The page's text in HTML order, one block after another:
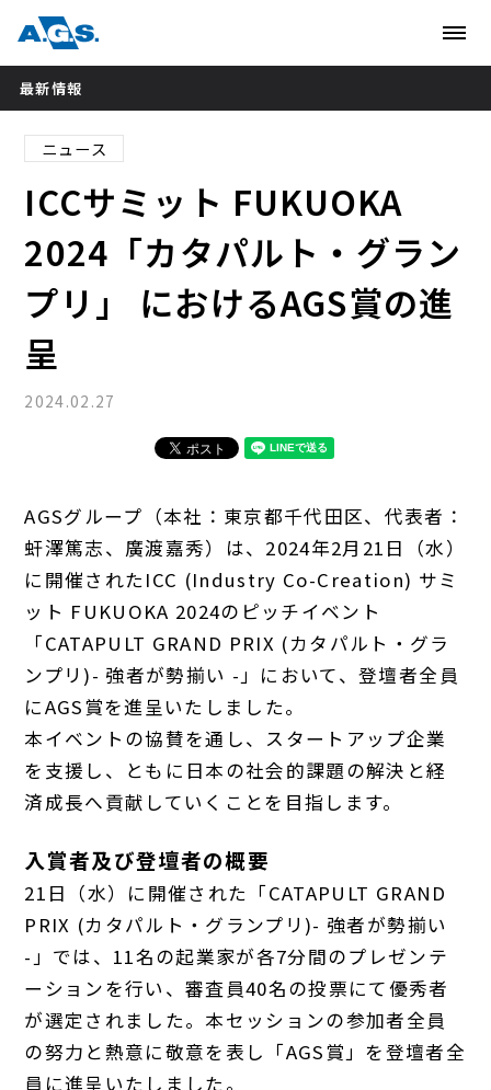
最新情報
ニュース
ICCサミット FUKUOKA
2024「カタパルト・グラン
プリ」 におけるAGS賞の進
呈
2024.02.27
AGSグループ（本社：東京都千代田区、代表者：
虷澤篤志、廣渡嘉秀）は、2024年2月21日（水）
に開催されたICC (Industry Co-Creation) サミ
ット FUKUOKA 2024のピッチイベント
「CATAPULT GRAND PRIX (カタパルト・グラ
ンプリ)- 強者が勢揃い -」において、登壇者全員
にAGS賞を進呈いたしました。
本イベントの協賛を通し、スタートアップ企業
を支援し、ともに日本の社会的課題の解決と経
済成長へ貢献していくことを目指します。
入賞者及び登壇者の概要
21日（水）に開催された「CATAPULT GRAND
PRIX (カタパルト・グランプリ)- 強者が勢揃い
-」では、11名の起業家が各7分間のプレゼンテ
ーションを行い、審査員40名の投票にて優秀者
が選定されました。本セッションの参加者全員
の努力と熱意に敬意を表し「AGS賞」を登壇者全
員に進呈いたしました。